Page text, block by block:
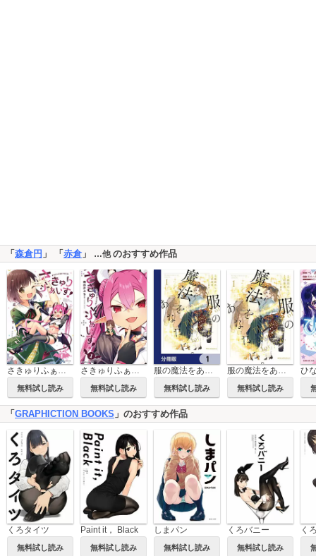
「 森倉円 」 「 赤倉 」 …他のおすすめ作品
無料試し読み 無料試し読み 無料試し読み 無料試し読み
ひ
「GRAPHICTION BOOKS 」のおすすめ作品
くろタイツ
無料試し読み
Paint it， Black
無料試し読み
しまパン
無料試し読み
くろバニー
無料試し読み